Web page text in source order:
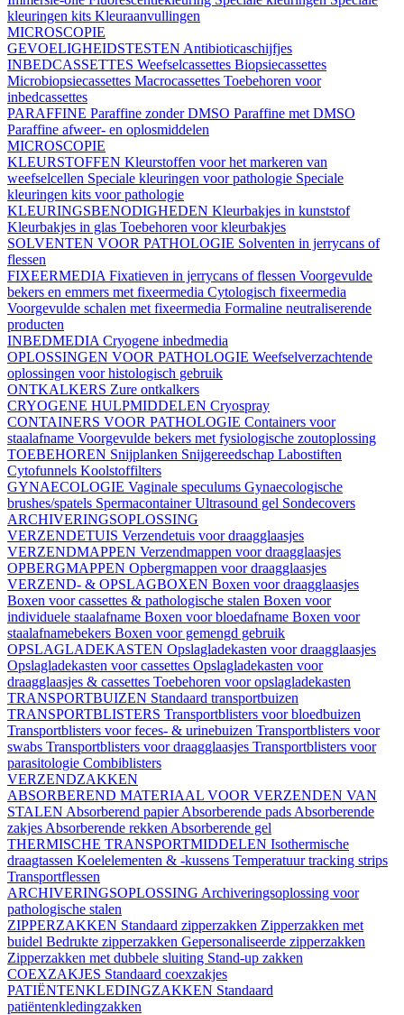
kleuringen kits Kleuraanvullingen
MICROSCOPIE
GEVOELIGHEIDSTESTEN Antibioticaschijfjes
INBEDCASSETTES Weefselcassettes Biopsiecassettes
Microbiopsiecassettes Macrocassettes Toebehoren voor
inbedcassettes
PARAFFINE Paraffine zonder DMSO Paraffine met DMSO
Paraffine afweer- en oplosmiddelen
MICROSCOPIE
KLEURSTOFFEN Kleurstoffen voor het markeren van
weefselcellen Speciale kleuringen voor pathologie Speciale
kleuringen kits voor pathologie
KLEURINGSBENODIGHEDEN Kleurbakjes in kunststof
Kleurbakjes in glas Toebehoren voor kleurbakjes
SOLVENTEN VOOR PATHOLOGIE Solventen in jerrycans of
flessen
FIXEERMEDIA Fixatieven in jerrycans of flessen Voorgevulde
bekers en emmers met fixeermedia Cytologisch fixeermedia
Voorgevulde schalen met fixeermedia Formaline neutraliserende
producten
INBEDMEDIA Cryogene inbedmedia
OPLOSSINGEN VOOR PATHOLOGIE Weefselverzachtende
oplossingen voor histologisch gebruik
ONTKALKERS Zure ontkalkers
CRYOGENE HULPMIDDELEN Cryospray
CONTAINERS VOOR PATHOLOGIE Containers voor
staalafname Voorgevulde bekers met fysiologische zoutoplossing
TOEBEHOREN Snijplanken Snijgereedschap Labostiften
Cytofunnels Koolstoffilters
GYNAECOLOGIE Vaginale speculums Gynaecologische
brushes/spatels SpermacontainerUltrasound gel Sondecovers
ARCHIVERINGSOPLOSSING
VERZENDETUIS Verzendetuis voor draagglaasjes
VERZENDMAPPEN Verzendmappen voor draagglaasjes
OPBERGMAPPEN Opbergmappen voor draagglaasjes
VERZEND- & OPSLAGBOXEN Boxen voor draagglaasjes
Boxen voor cassettes & pathologische stalen Boxen voor
individuele staalafname Boxen voor bloedafname Boxen voor
staalafnamebekers Boxen voor gemengd gebruik
OPSLAGLADEKASTEN Opslagladekasten voor draagglaasjes
Opslagladekasten voor cassettes Opslagladekasten voor
draagglaasjes & cassettes Toebehoren voor opslagladekasten
TRANSPORTBUIZEN Standaard transportbuizen
TRANSPORTBLISTERS Transportblisters voor bloedbuizen
Transportblisters voor feces- & urinebuizen Transportblisters voor
swabs Transportblisters voor draagglaasjes Transportblisters voor
parasitologie Combiblisters
VERZENDZAKKEN
ABSORBEREND MATERIAAL VOOR VERZENDEN VAN
STALEN Absorberend papierAbsorberende pads Absorberende
zakjes Absorberende rekken Absorberende gel
THERMISCHE TRANSPORTMIDDELEN Isothermische
draagtassen Koelelementen & -kussens Temperatuur tracking strips
Transportflessen
ARCHIVERINGSOPLOSSING Archiveringsoplossing voor
pathologische stalen
ZIPPERZAKKEN Standaard zipperzakken Zipperzakken met
buidel Bedrukte zipperzakken Gepersonaliseerde zipperzakken
Zipperzakken met dubbele sluiting Stand-up zakken
COEXZAKJES Standaard coexzakjes
PATIËNTENKLEDINGZAKKEN Standaard
patiëntenkledingzakken